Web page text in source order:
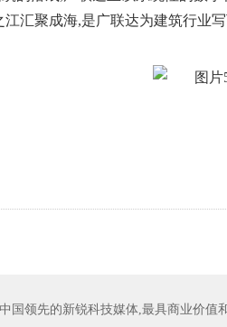
汇聚成海,是广联达为建筑行业写
国领先的新锐科技媒体,最具商业价